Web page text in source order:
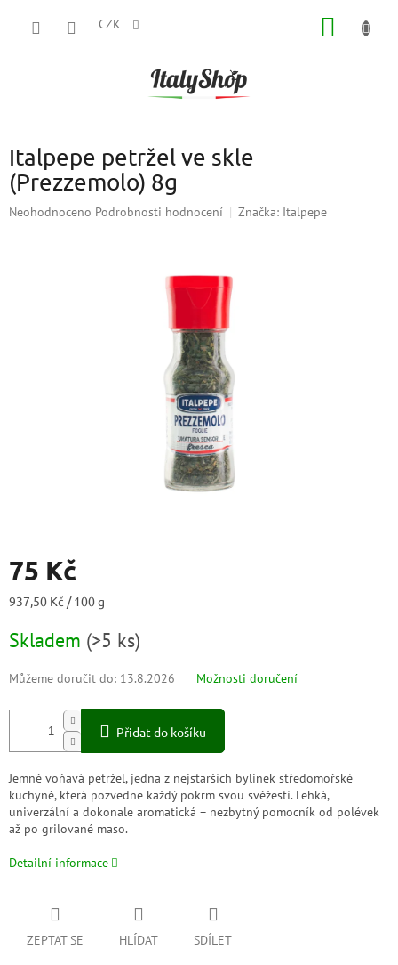
CZK
Italpepe petržel ve skle
(Prezzemolo) 8g
Průměrné
Neohodnoceno Podrobnosti hodnocení Značka: Italpepe
75 Kč
Měrná
937,50 Kč / 100 g
Skladem (>5 ks)
Můžeme doručit do: 13.8.2026 Možnosti doručení
Přidat do košíku
Jemně voňavá petržel, jedna z nejstarších bylinek středomořské
kuchyně, která pozvedne každý pokrm svou svěžestí. Lehká,
univerzální a dokonale aromatická – nezbytný pomocník od polévek
až po grilované maso.
Detailní informace
ZEPTAT SE HLÍDAT SDÍLET